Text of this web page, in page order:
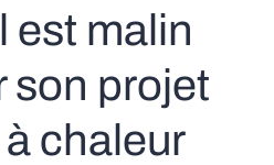
est malin
son projet
chaleur